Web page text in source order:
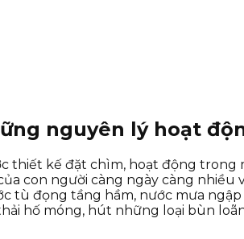
nguyên lý hoạt
thiết kế đặt chìm, hoạt động
con người càng ngày càng
tù đọng tầng hầm, nước mưa
hố móng, hút những loại bùn